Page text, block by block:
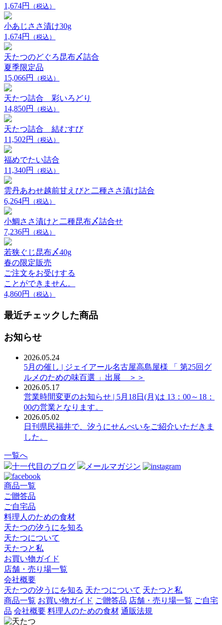
1,674円
（税込）
小あじささ漬け30g
1,674円
（税込）
天たつのどぐろ昆布〆詰合
夏季限定品
15,066円
（税込）
天たつ詰合 彩いろどり
14,850円
（税込）
天たつ詰合 結むすび
11,502円
（税込）
福めでたい詰合
11,340円
（税込）
雲丹あわせ越前甘えびと二種ささ漬け詰合
6,264円
（税込）
小鯛ささ漬けと二種昆布〆詰合せ
7,236円
（税込）
若狭ぐじ昆布〆40g
春の限定販売
ご注文をお受けする
ことができません。
4,860円
（税込）
最近チェックした商品
お知らせ
2026.05.24
5月の催し | ジェイアール名古屋高島屋様 「 第25回グ
ルメのための味百選 」出展 ＞＞
2026.05.17
営業時間変更のお知らせ | 5月18日(月)は 13：00～18：
00の営業となります。
2026.05.02
日刊県民福井で、汐うにせんべいをご紹介いただきま
した。
一覧へ
十一代目のブログ
メールマガジン
商品一覧
ご贈答品
ご自宅品
料理人のための食材
天たつの汐うにを知る
天たつについて
天たつと私
お買い物ガイド
店舗・売り場一覧
会社概要
天たつの汐うにを知る 天たつについて 天たつと私
商品一覧 お買い物ガイド ご贈答品 店舗・売り場一覧 ご自宅
品 会社概要 料理人のための食材 通販法規